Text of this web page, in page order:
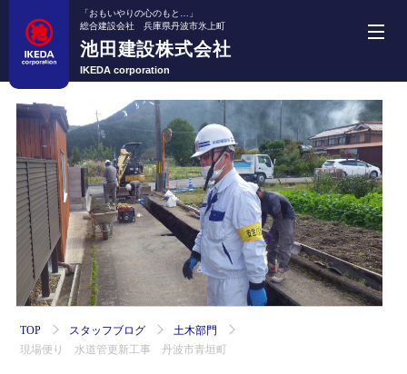
「おもいやりの心のもと…」
総合建設会社 兵庫県丹波市氷上町
池田建設株式会社
IKEDA corporation
TOP スタッフブログ
土木部門
現場便り 水道管更新工事 丹波市青垣町
池田建設株式会社
事業紹介
機械・車両紹介
施工実績
採用情報